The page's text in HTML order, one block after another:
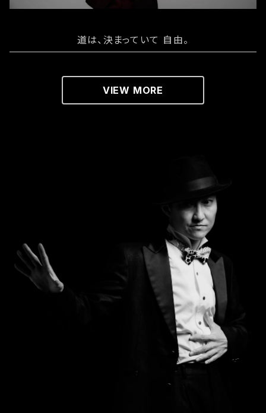
道は、決まっていて 自由。
VIEW MORE